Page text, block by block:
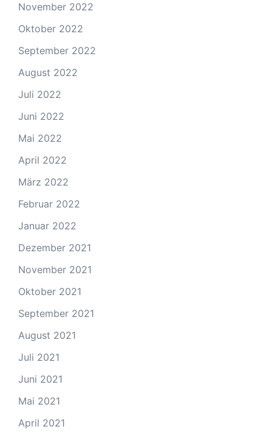
November 2022
Oktober 2022
September 2022
August 2022
Juli 2022
Juni 2022
Mai 2022
April 2022
März 2022
Februar 2022
Januar 2022
Dezember 2021
November 2021
Oktober 2021
September 2021
August 2021
Juli 2021
Juni 2021
Mai 2021
April 2021